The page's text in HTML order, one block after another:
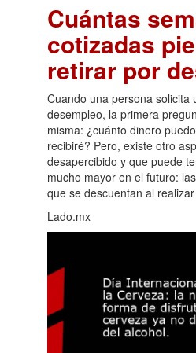
Cuántas
cotizadas
retirar por
Cuando una persona solicita
desempleo, la primera
misma: ¿cuánto dinero
recibiré? Pero, existe otro
desapercibido y que puede
mucho mayor en el futuro:
que se descuentan al
Lado.mx